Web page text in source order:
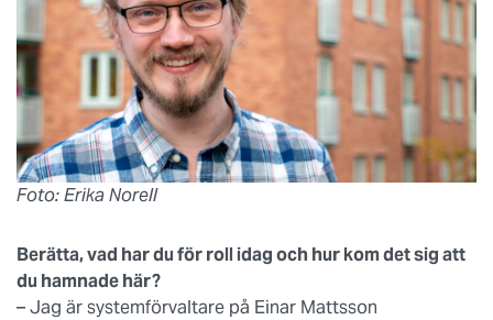
Foto: Erika Norell
Berätta, vad har du för roll idag och hur kom det sig att
du hamnade här?
– Jag är systemförvaltare på Einar Mattsson